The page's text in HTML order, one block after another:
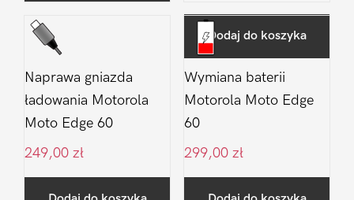
Dodaj do koszyka
Naprawa gniazda
ładowania Motorola
Moto Edge 60
249,00 zł
Wymiana baterii
Motorola Moto Edge
60
299,00 zł